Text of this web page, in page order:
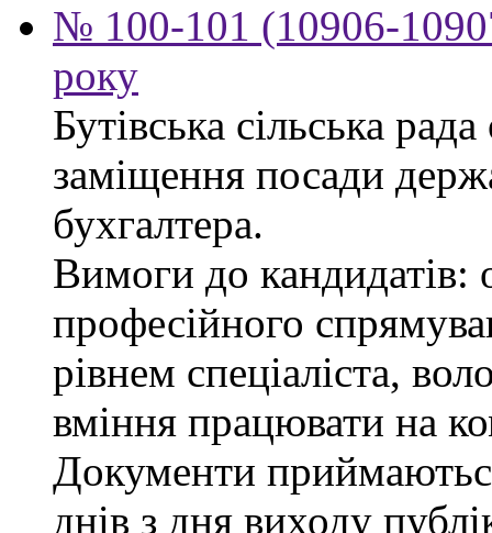
№ 100-101 (10906-
року
Бутівська сільська
заміщення посади
бухгалтера.
Вимоги до кандидатів:
професійного
рівнем спеціаліста,
вміння працювати на
Документи
днів з дня виходу